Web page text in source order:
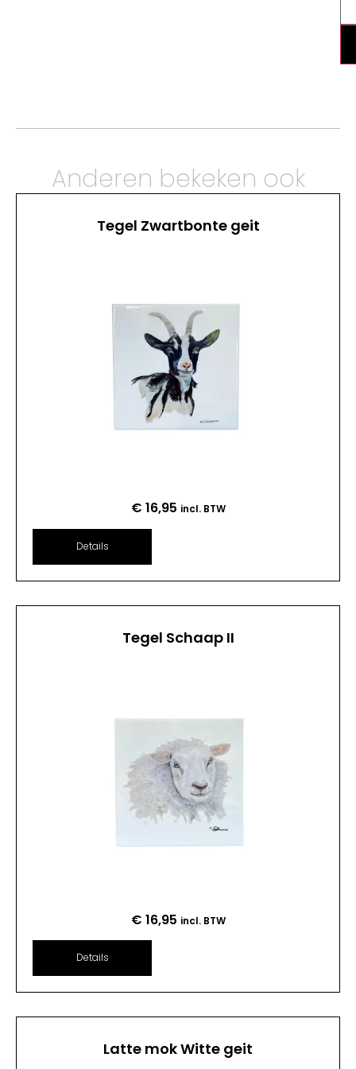
Anderen bekeken ook
Tegel Zwartbonte geit
€ 16,95 incl. BTW
Details
Tegel Schaap II
€ 16,95 incl. BTW
Details
Latte mok Witte geit